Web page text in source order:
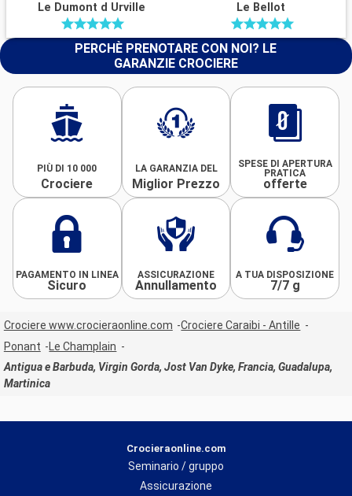
Le Dumont d Urville Le Bellot
PERCHÈ PRENOTARE CON NOI? LE
GARANZIE CROCIERE
PIÙ DI 10 000
Crociere
LA GARANZIA DEL
Miglior Prezzo
SPESE DI APERTURA
PRATICA
offerte
PAGAMENTO IN LINEA
Sicuro
ASSICURAZIONE
Annullamento
A TUA DISPOSIZIONE
7/7 g
Crociere www.crocieraonline.com
Crociere Caraibi - Antille
Ponant
Le Champlain
Antigua e Barbuda, Virgin Gorda, Jost Van Dyke, Francia, Guadalupa,
Martinica
Crocieraonline.com
Seminario / gruppo
Assicurazione